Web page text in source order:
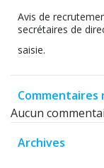
Avis de
secrétaires de
saisie.
Commentaires
Aucun
Archives